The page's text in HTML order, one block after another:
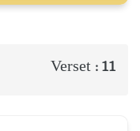
Verset : 11